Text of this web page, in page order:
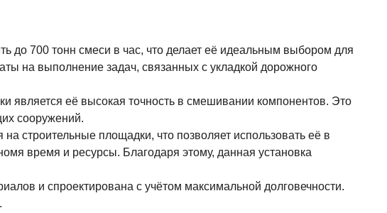
до 700 тонн смеси в час, что делает её идеальным выбором для
на выполнение задач, связанных с укладкой дорожного
является её высокая точность в смешивании компонентов. Это
сооружений.
на строительные площадки, что позволяет использовать её в
время и ресурсы. Благодаря этому, данная установка
и спроектирована с учётом максимальной долговечности.